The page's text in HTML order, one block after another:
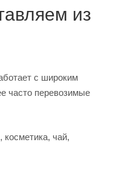
из
с широким
часто перевозимые
чай,